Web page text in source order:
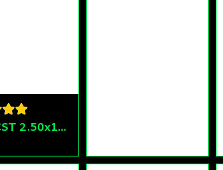
Däck CST 2.50x15 (20x250) Compact/Scoper/Mamba/Flakmoped